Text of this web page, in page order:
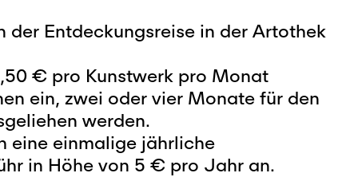
der Entdeckungsreise in der Artothek
€ pro Kunstwerk pro Monat
ein, zwei oder vier Monate für den
werden.
eine einmalige jährliche
in Höhe von 5 € pro Jahr an.